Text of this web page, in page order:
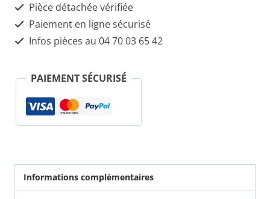
sécurité
ARD
Pièce détachée vérifiée
Paiement en ligne sécurisé
Infos pièces au 04 70 03 65 42
PAIEMENT SÉCURISÉ
Informations complémentaires